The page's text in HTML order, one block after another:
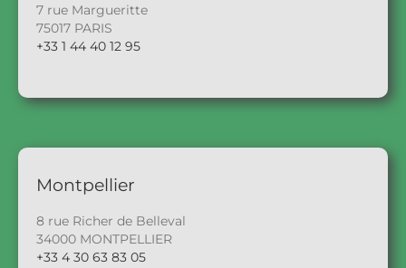
7 rue Margueritte
75017 PARIS
+33 1 44 40 12 95
Montpellier
8 rue Richer de Belleval
34000 MONTPELLIER
+33 4 30 63 83 05